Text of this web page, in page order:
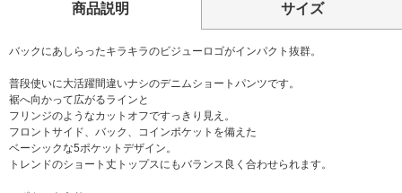
商品説明 サイズ
バックにあしらったキラキラのビジューロゴがインパクト抜群。
普段使いに大活躍間違いナシのデニムショートパンツです。
裾へ向かって広がるラインと
フリンジのようなカットオフですっきり見え。
フロントサイド、バック、コインポケットを備えた
ベーシックな5ポケットデザイン。
トレンドのショート丈トップスにもバランス良く合わせられます。